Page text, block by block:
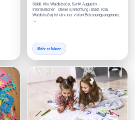
Städt. Kita Waldstraße, Sankt Augustin -
Informationen Diese Einrichtung (Städt. Kita
Waldstraße) ist eine der vielen Betreuungsangebote,
Mehr erfahren